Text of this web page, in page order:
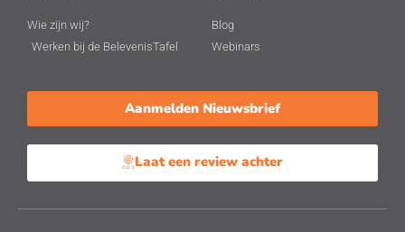
Wie zijn wij?
Werken bij de BelevenisTafel
Blog
Webinars
Aanmelden Nieuwsbrief
Laat een review achter